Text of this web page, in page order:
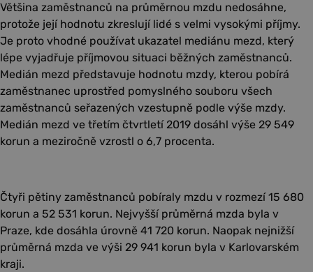
Většina zaměstnanců na průměrnou mzdu nedosáhne,
protože její hodnotu zkreslují lidé s velmi vysokými příjmy.
Je proto vhodné používat ukazatel mediánu mezd, který
lépe vyjadřuje příjmovou situaci běžných zaměstnanců.
Medián mezd představuje hodnotu mzdy, kterou pobírá
zaměstnanec uprostřed pomyslného souboru všech
zaměstnanců seřazených vzestupně podle výše mzdy.
Medián mezd ve třetím čtvrtletí 2019 dosáhl výše 29 549
korun a meziročně vzrostl o 6,7 procenta.
Čtyři pětiny zaměstnanců pobíraly mzdu v rozmezí 15 680
korun a 52 531 korun. Nejvyšší průměrná mzda byla v
Praze, kde dosáhla úrovně 41 720 korun. Naopak nejnižší
průměrná mzda ve výši 29 941 korun byla v Karlovarském
kraji.